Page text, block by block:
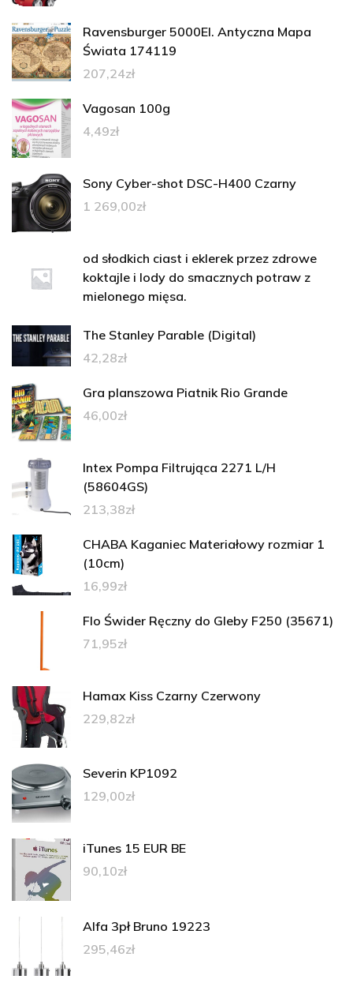
Ravensburger 5000El. Antyczna Mapa
Świata 174119
207,24zł
Vagosan 100g
4,49zł
Sony Cyber-shot DSC-H400 Czarny
1 269,00zł
od słodkich ciast i eklerek przez zdrowe
koktajle i lody do smacznych potraw z
mielonego mięsa.
The Stanley Parable (Digital)
42,28zł
Gra planszowa Piatnik Rio Grande
46,00zł
Intex Pompa Filtrująca 2271 L/H
(58604GS)
213,38zł
CHABA Kaganiec Materiałowy rozmiar 1
(10cm)
16,99zł
Flo Świder Ręczny do Gleby F250 (35671)
71,95zł
Hamax Kiss Czarny Czerwony
229,82zł
Severin KP1092
129,00zł
iTunes 15 EUR BE
90,10zł
Alfa 3pł Bruno 19223
295,46zł